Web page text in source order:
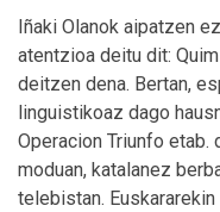
Iñaki Olanok aipatzen
atentzioa deitu dit:
deitzen dena. Bertan,
linguistikoaz dago
Operacion Triunfo etab.
moduan, katalanez
telebistan.